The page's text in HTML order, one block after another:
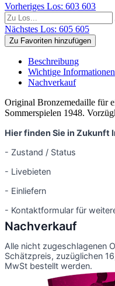
Vorheriges Los: 603 603
Nächstes Los: 605 605
Zu Favoriten hinzufügen
Beschreibung
Wichtige Informationen
Nachverkauf
Original Bronzemedaille für
Sommerspielen 1948.
Hier finden Sie in Zukunft
- Zustand / Status
- Livebieten
- Einliefern
- Kontaktformular für
Nachverkauf
Alle nicht zugeschlagenen
Schätzpreis, zuzüglichen
MwSt bestellt werden.